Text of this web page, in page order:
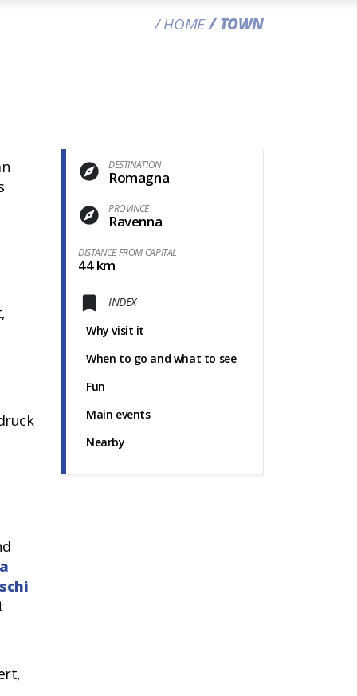
HOME TOWN
DESTINATION
Romagna
PROVINCE
Ravenna
DISTANCE FROM CAPITAL
44 km
INDEX
Why visit it
When to go and what to see
Fun
Main events
Nearby